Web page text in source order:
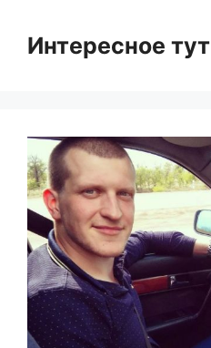
contentИнтересное тут